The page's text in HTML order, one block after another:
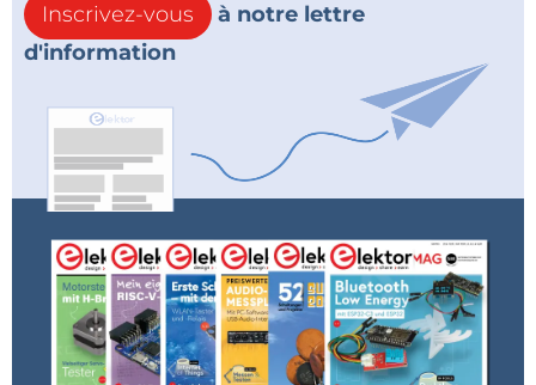
Inscrivez-vous
à notre lettre
d'information